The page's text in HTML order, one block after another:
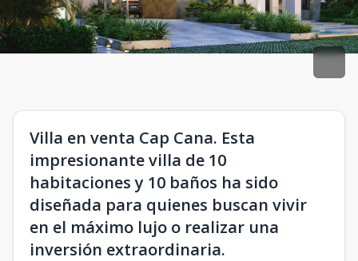
Villa en venta Cap Cana. Esta
impresionante villa de 10
habitaciones y 10 baños ha sido
diseñada para quienes buscan vivir
en el máximo lujo o realizar una
inversión extraordinaria.